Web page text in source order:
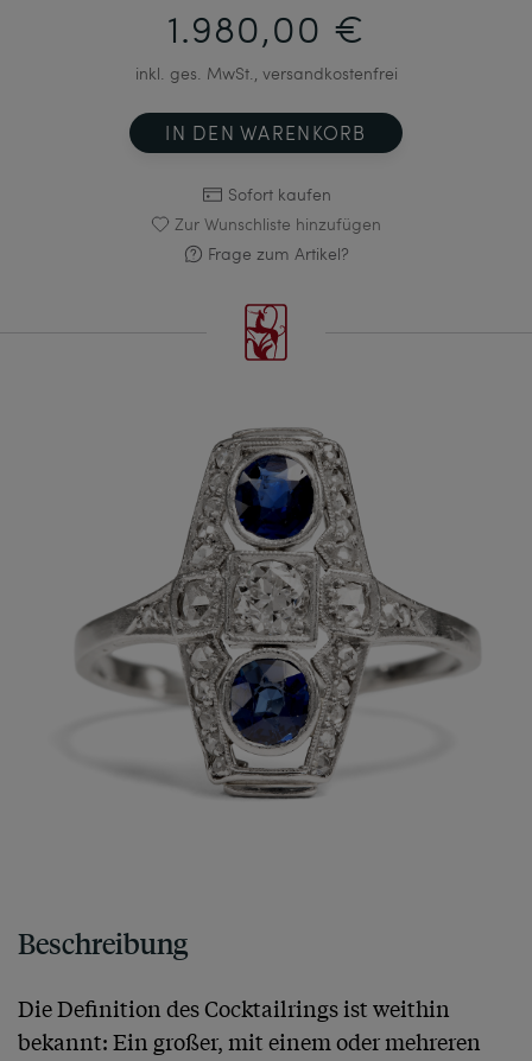
1.980,00 €
inkl. ges. MwSt., versandkostenfrei
IN DEN WARENKORB
Sofort kaufen
Zur Wunschliste hinzufügen
Frage zum Artikel?
Beschreibung
Die Definition des Cocktailrings ist weithin
bekannt: Ein großer, mit einem oder mehreren